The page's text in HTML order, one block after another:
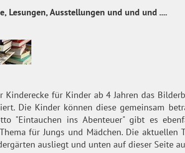
Lesungen, Ausstellungen und und und ....
für Kinder ab 4 Jahren das
Die Kinder können diese gemeinsam
"Eintauchen ins Abenteuer" gibt es
für Jungs und Mädchen. Die
ausliegt und unten auf dieser Seite